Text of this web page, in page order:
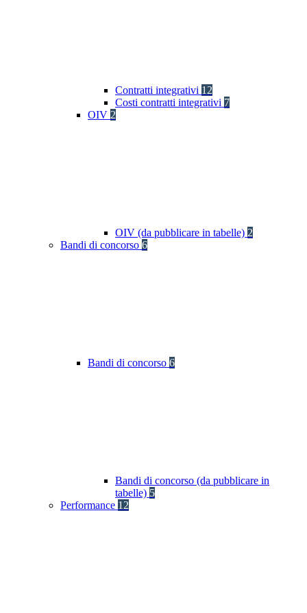
Contratti integrativi 12
Costi contratti integrativi 7
OIV 2
OIV (da pubblicare in tabelle) 2
Bandi di concorso 6
Bandi di concorso 6
Bandi di concorso (da pubblicare in
tabelle) 5
Performance 12